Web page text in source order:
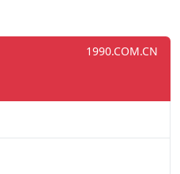
1990.COM.CN